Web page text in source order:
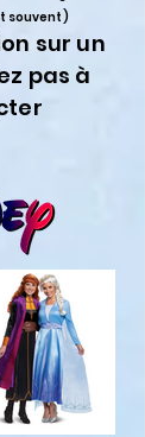
souvent)
sur un
pas à